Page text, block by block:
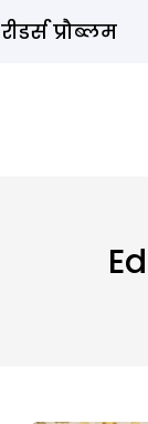
रीडर्स प्रौब्लम